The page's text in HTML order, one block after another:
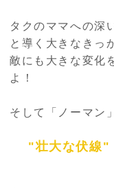
タクのママへの深
と導く大きなきっ
敵にも大きな変化
よ！
そして「ノーマン
"壮大な伏線"